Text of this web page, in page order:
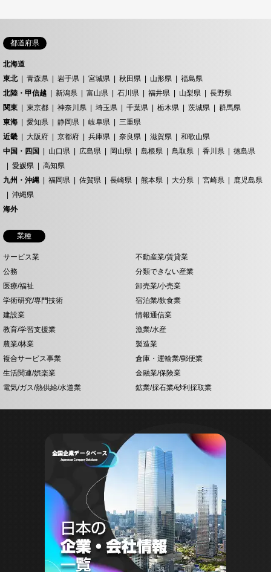
都道府県
北海道
東北
青森県 岩手県 宮城県 秋田県 山形県
福島県
北陸・甲信越
新潟県 富山県 石川県 福井県 山梨県
長野県
関東
東京都 神奈川県 埼玉県 千葉県 栃木県 茨城県
群馬県
東海
愛知県 静岡県 岐阜県
三重県
近畿
大阪府 京都府 兵庫県 奈良県 滋賀県
和歌山県
中国・四国
山口県 広島県 岡山県 島根県 鳥取県 香川県
徳島県
愛媛県
高知県
九州・沖縄
福岡県 佐賀県 長崎県 熊本県 大分県 宮崎県
鹿児島県
沖縄県
海外
業種
サービス業
不動産業/賃貸業
公務
分類できない産業
医療/福祉
卸売業/小売業
学術研究/専門技術
宿泊業/飲食業
建設業
情報通信業
教育/学習支援業
漁業/水産
農業/林業
製造業
複合サービス事業
倉庫・運輸業/郵便業
生活関連/娯楽業
金融業/保険業
電気/ガス/熱供給/水道業
鉱業/採石業/砂利採取業